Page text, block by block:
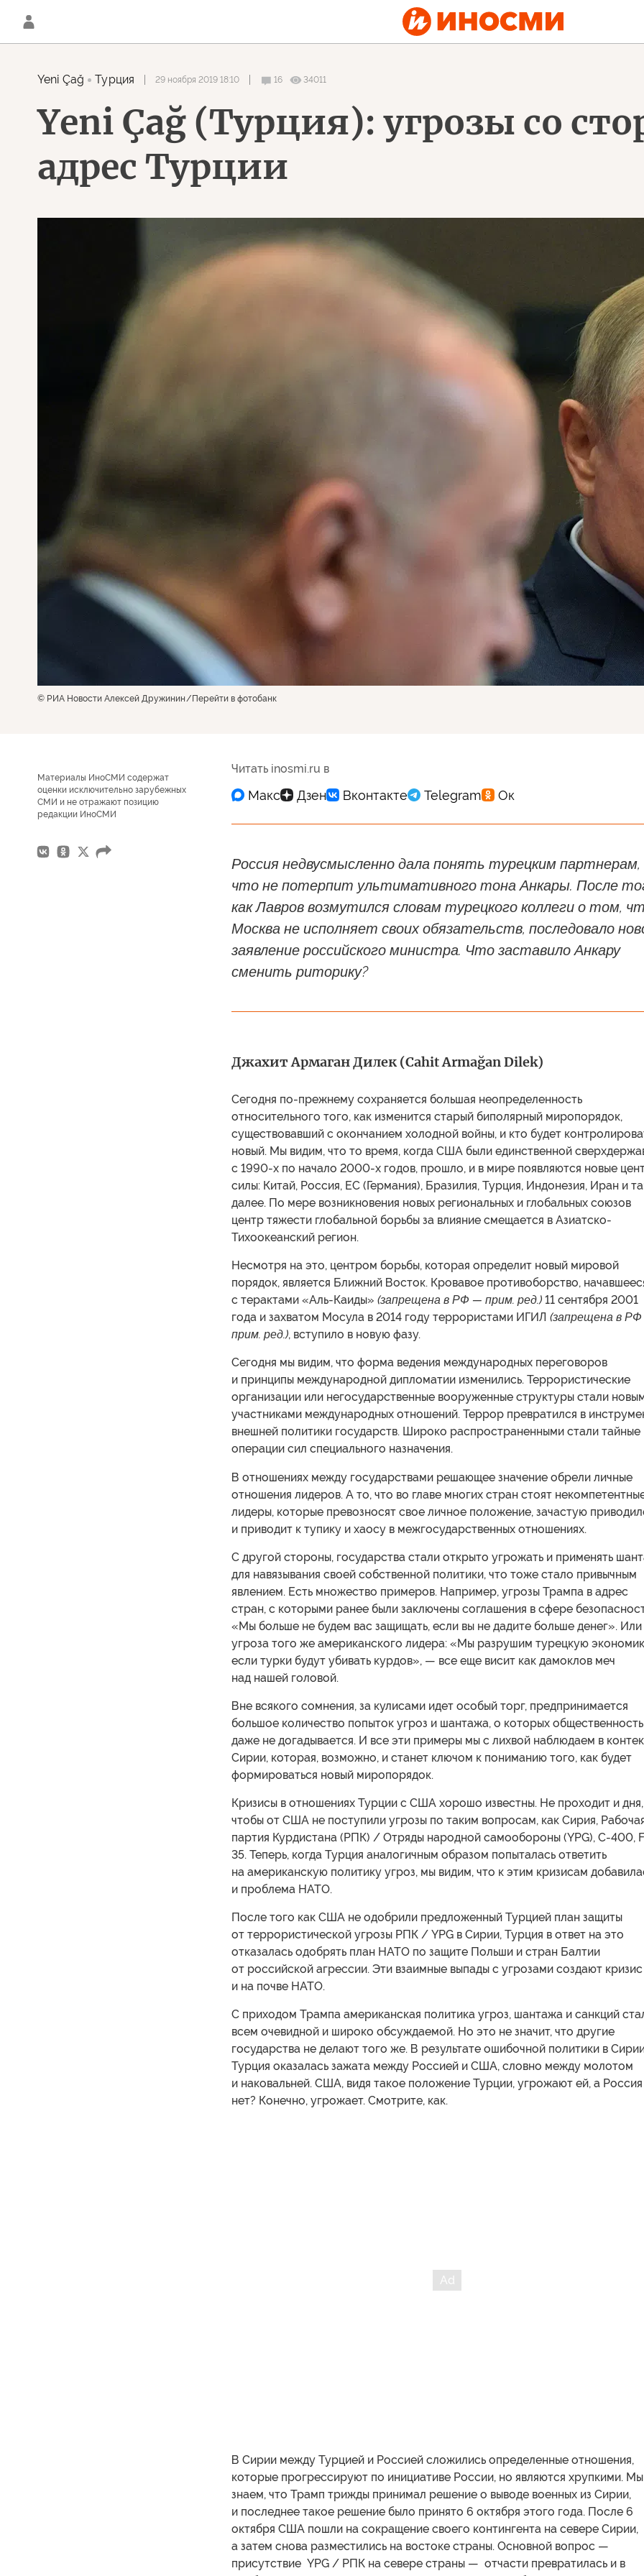
Yeni Çağ Турция 29 ноября 2019 18:10 16 34011
Yeni Çağ (Турция): угрозы со
адрес Турции
© РИА Новости Алексей Дружинин Перейти в фотобанк
Материалы ИноСМИ содержат
оценки исключительно зарубежных
СМИ и не отражают позицию
редакции ИноСМИ
Читать inosmi.ru в
Россия недвусмысленно дала понять турецким партнерам,
что не потерпит ультимативного тона Анкары. После
как Лавров возмутился словам турецкого коллеги о том,
Москва не исполняет своих обязательств, последовало
заявление российского министра. Что заставило Анкару
сменить риторику?
Джахит Армаган Дилек (Cahit Armağan Dilek)
Сегодня по-прежнему сохраняется большая неопределенность
относительного того, как изменится старый биполярный миропорядок,
существовавший с окончанием холодной войны, и кто будет
новый. Мы видим, что то время, когда США были единственной
с 1990-х по начало 2000-х годов, прошло, и в мире появляются новые
силы: Китай, Россия, ЕС (Германия), Бразилия, Турция, Индонезия, Иран и
далее. По мере возникновения новых региональных и глобальных союзов
центр тяжести глобальной борьбы за влияние смещается в Азиатско-
Тихоокеанский регион.
Несмотря на это, центром борьбы, которая определит новый мировой
порядок, является Ближний Восток. Кровавое противоборство,
с терактами «Аль-Каиды» (запрещена в РФ — прим. ред.) 11 сентября 2001
года и захватом Мосула в 2014 году террористами ИГИЛ (запрещена в
прим. ред.), вступило в новую фазу.
Сегодня мы видим, что форма ведения международных переговоров
и принципы международной дипломатии изменились. Террористические
организации или негосударственные вооруженные структуры стали
участниками международных отношений. Террор превратился в
внешней политики государств. Широко распространенными стали тайные
операции сил специального назначения.
В отношениях между государствами решающее значение обрели личные
отношения лидеров. А то, что во главе многих стран стоят
лидеры, которые превозносят свое личное положение, зачастую
и приводит к тупику и хаосу в межгосударственных отношениях.
С другой стороны, государства стали открыто угрожать и применять
для навязывания своей собственной политики, что тоже стало привычным
явлением. Есть множество примеров. Например, угрозы Трампа в адрес
стран, с которыми ранее были заключены соглашения в сфере
«Мы больше не будем вас защищать, если вы не дадите больше денег». Или
угроза того же американского лидера: «Мы разрушим турецкую
если турки будут убивать курдов», — все еще висит как дамоклов меч
над нашей головой.
Вне всякого сомнения, за кулисами идет особый торг, предпринимается
большое количество попыток угроз и шантажа, о которых общественность
даже не догадывается. И все эти примеры мы с лихвой наблюдаем в
Сирии, которая, возможно, и станет ключом к пониманию того, как будет
формироваться новый миропорядок.
Кризисы в отношениях Турции с США хорошо известны. Не проходит и дня,
чтобы от США не поступили угрозы по таким вопросам, как Сирия,
партия Курдистана (РПК) / Отряды народной самообороны (YPG), С-400,
35. Теперь, когда Турция аналогичным образом попыталась ответить
на американскую политику угроз, мы видим, что к этим кризисам
и проблема НАТО.
После того как США не одобрили предложенный Турцией план защиты
от террористической угрозы РПК / YPG в Сирии, Турция в ответ на это
отказалась одобрять план НАТО по защите Польши и стран Балтии
от российской агрессии. Эти взаимные выпады с угрозами создают кризис
и на почве НАТО.
С приходом Трампа американская политика угроз, шантажа и санкций
всем очевидной и широко обсуждаемой. Но это не значит, что другие
государства не делают того же. В результате ошибочной политики в
Турция оказалась зажата между Россией и США, словно между молотом
и наковальней. США, видя такое положение Турции, угрожают ей, а
нет? Конечно, угрожает. Смотрите, как.
В Сирии между Турцией и Россией сложились определенные отношения,
которые прогрессируют по инициативе России, но являются хрупкими. Мы
знаем, что Трамп трижды принимал решение о выводе военных из Сирии,
и последнее такое решение было принято 6 октября этого года. После 6
октября США пошли на сокращение своего контингента на севере Сирии,
а затем снова разместились на востоке страны. Основной вопрос —
присутствие YPG / РПК на севере страны — отчасти превратилась и в